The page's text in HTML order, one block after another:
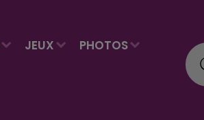
JEUX PHOTOS